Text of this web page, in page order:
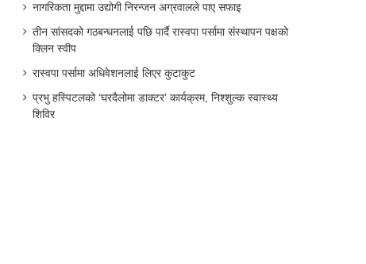
नागरिकता मुद्दामा उद्योगी निरन्जन अग्रवालले पाए सफाइ
तीन सांसदको गठबन्धनलाई पछि पार्दै रास्वपा पर्सामा संस्थापन पक्षको
क्लिन स्वीप
रास्वपा पर्सामा अधिवेशनलाई लिएर कुटाकुट
प्रभु हस्पिटलको ‘घरदैलोमा डाक्टर’ कार्यक्रम, निश्शुल्क स्वास्थ्य
शिविर